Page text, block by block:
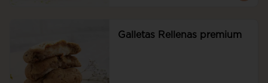
Galletas Rellenas premium